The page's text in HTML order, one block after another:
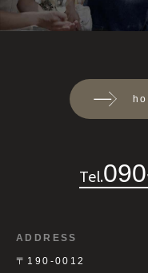
Tel.
ADDRESS
〒190-0012